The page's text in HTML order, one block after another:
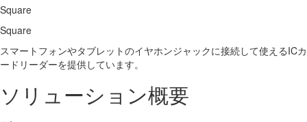
Square
Square
スマートフォンやタブレットのイヤホンジャックに接続して使えるICカ
ードリーダーを提供しています。
ソリューション概要